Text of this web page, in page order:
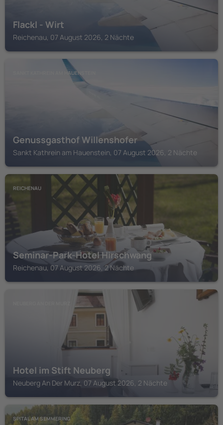
Flackl - Wirt
Reichenau, 07 August 2026, 2 Nächte
SANKT KATHREIN AM HAUENSTEIN
Genussgasthof Willenshofer
Sankt Kathrein am Hauenstein, 07 August 2026, 2 Nächte
REICHENAU
Seminar-Park-Hotel Hirschwang
Reichenau, 07 August 2026, 2 Nächte
Hotel im Stift Neuberg
Neuberg An Der Murz, 07 August 2026, 2 Nächte
SPITAL AM SEMMERING